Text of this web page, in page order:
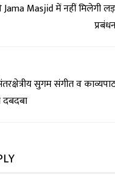
Masjid में नहीं मिलेगी
सुगम संगीत व काव्यपाठ
दबदबा